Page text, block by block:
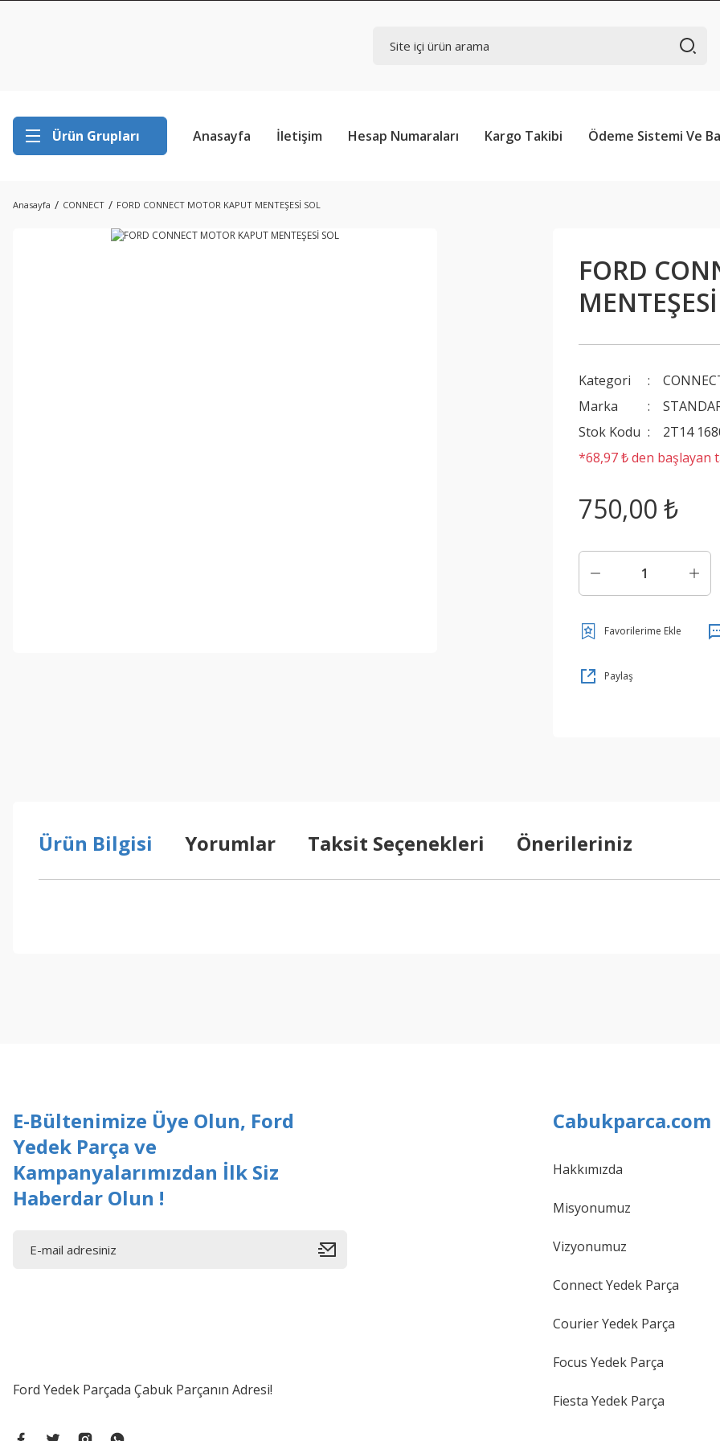
Ürün Grupları Anasayfa İletişim Hesap Numaraları Kargo Takibi Ödeme Sistemi Ve
Anasayfa CONNECT FORD CONNECT MOTOR KAPUT MENTEŞESİ SOL
FORD
Kategori
Marka
Stok Kodu
2T14
*68,97 ₺ den başlayan
750,00 ₺
Paylaş
Ürün Bilgisi Yorumlar Taksit Seçenekleri Önerileriniz
E-Bültenimize Üye Olun, Ford
Yedek Parça ve
Kampanyalarımızdan İlk Siz
Haberdar Olun !
Ford Yedek Parçada Çabuk Parçanın Adresi!
Cabukparca.com
Hakkımızda
Misyonumuz
Vizyonumuz
Connect Yedek Parça
Courier Yedek Parça
Focus Yedek Parça
Fiesta Yedek Parça